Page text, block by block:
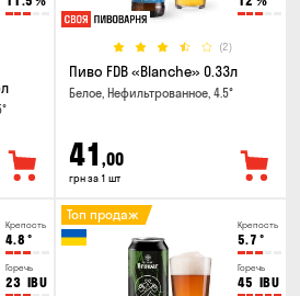
(2)
Пиво FDB «Blanche» 0.33л
Белое, Нефильтрованное, 4.5°
41 ,00
грн за 1 шт
Крепость
4.8 °
Горечь
23 IBU
Крепость
5.7 °
Горечь
45 IBU
Топ продаж